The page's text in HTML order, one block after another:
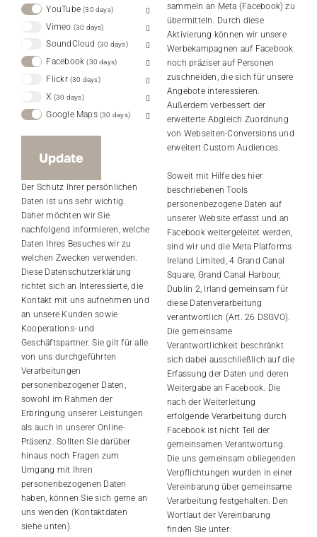
YouTube 30 days
Vimeo 30 days
SoundCloud 30 days
Facebook 30 days
Flickr 30 days
X 30 days
Google Maps 30 days
Update
Der Schutz Ihrer persönlichen
Daten ist uns sehr wichtig.
Daher möchten wir Sie
nachfolgend informieren, welche
Daten Ihres Besuches wir zu
welchen Zwecken verwenden.
Diese Datenschutzerklärung
richtet sich an Interessierte, die
Kontakt mit uns aufnehmen und
an unsere Kunden sowie
Kooperations- und
Geschäftspartner. Sie gilt für alle
von uns durchgeführten
Verarbeitungen
personenbezogener Daten,
sowohl im Rahmen der
Erbringung unserer Leistungen
als auch in unserer Online-
Präsenz. Sollten Sie darüber
hinaus noch Fragen zum
Umgang mit Ihren
personenbezogenen Daten
haben, können Sie sich gerne an
uns wenden (Kontaktdaten
siehe unten).
sammeln an Meta (Facebook) zu
übermitteln. Durch diese
Aktivierung können wir unsere
Werbekampagnen auf Facebook
noch präziser auf Personen
zuschneiden, die sich für unsere
Angebote interessieren.
Außerdem verbessert der
erweiterte Abgleich Zuordnung
von Webseiten-Conversions und
erweitert Custom Audiences.
Soweit mit Hilfe des hier
beschriebenen Tools
personenbezogene Daten auf
unserer Website erfasst und an
Facebook weitergeleitet werden,
sind wir und die Meta Platforms
Ireland Limited, 4 Grand Canal
Square, Grand Canal Harbour,
Dublin 2, Irland gemeinsam für
diese Datenverarbeitung
verantwortlich (Art. 26 DSGVO).
Die gemeinsame
Verantwortlichkeit beschränkt
sich dabei ausschließlich auf die
Erfassung der Daten und deren
Weitergabe an Facebook. Die
nach der Weiterleitung
erfolgende Verarbeitung durch
Facebook ist nicht Teil der
gemeinsamen Verantwortung.
Die uns gemeinsam obliegenden
Verpflichtungen wurden in einer
Vereinbarung über gemeinsame
Verarbeitung festgehalten. Den
Wortlaut der Vereinbarung
finden Sie unter: